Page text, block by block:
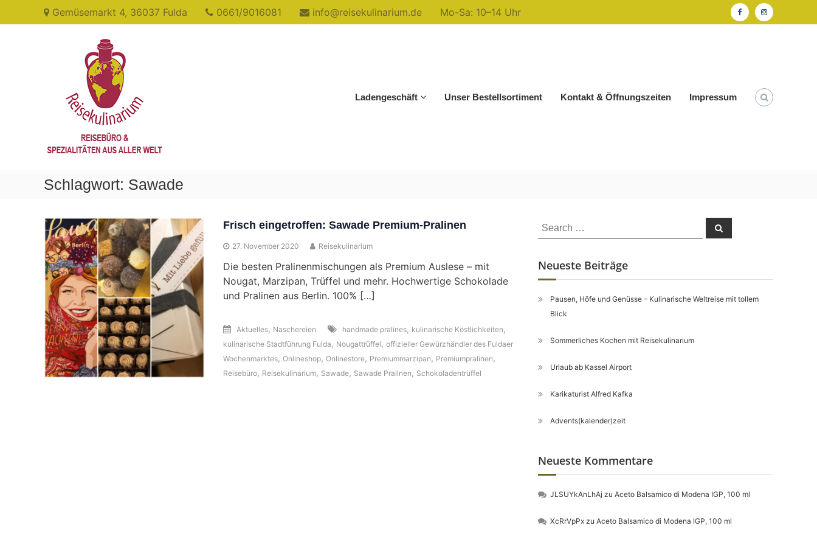
to
Gemüsemarkt 4, 36037 Fulda 0661/9016081 info@reisekulinarium.de Mo-Sa: 10–14 Uhr FacebookInstagram
Reisekulinarium
Genießen
Ladengeschäft Unser Bestellsortiment Kontakt & Öffnungszeiten Impressum
Schlagwort: Sawade
Frisch eingetroffen: Sawade Premium-Pralinen
27. November 2020 Reisekulinarium
Die besten Pralinenmischungen als Premium Auslese – mit
Nougat, Marzipan, Trüffel und mehr. Hochwertige Schokolade
und Pralinen aus Berlin. 100% […]
Aktuelles, Naschereien handmade pralines, kulinarische Köstlichkeiten ,
kulinarische Stadtführung Fulda , Nougattrüffel , offizieller Gewürzhändler des Fuldaer
Wochenmarktes, Onlineshop, Onlinestore, Premiummarzipan , Premiumpralinen ,
Reisebüro, Reisekulinarium, Sawade, Sawade Pralinen , Schokoladentrüffel
Search
for:
Search
Neueste Beiträge
Pausen, Höfe und Genüsse – Kulinarische Weltreise mit tollem
Blick
Sommerliches Kochen mit Reisekulinarium
Urlaub ab Kassel Airport
Karikaturist Alfred Kafka
Advents(kalender)zeit
Neueste Kommentare
JLSUYkAnLhAj zuAceto Balsamico di Modena IGP, 100 ml
XcRrVpPx zuAceto Balsamico di Modena IGP, 100 ml